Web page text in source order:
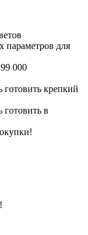
параметров для
000
готовить крепкий
готовить в